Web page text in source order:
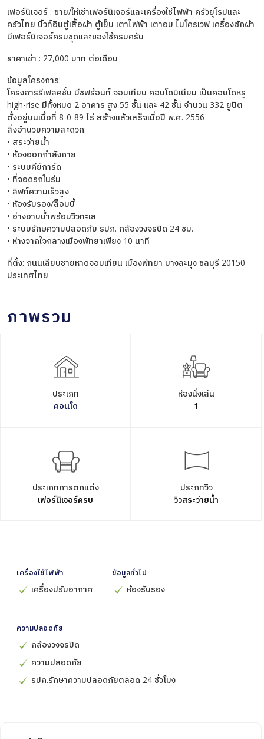
เฟอร์นิเจอร์ : ขาย/ให้เช่าเฟอร์นิเจอร์และเครื่องใช้ไฟฟ้า ครัวยุโรปและ
ครัวไทย บิ้วท์อินตู้เสื้อผ้า ตู้เย็น เตาไฟฟ้า เตาอบ ไมโครเวฟ เครื่องซักผ้า
มีเฟอร์นิเจอร์ครบชุดและของใช้ครบครัน
ราคาเช่า : 27,000 บาท ต่อเดือน
ข้อมูลโครงการ:
โครงการรีเฟลคชั่น บีชฟร้อนท์ จอมเทียน คอนโดมิเนียม เป็นคอนโดหรู
high-rise มีทั้งหมด 2 อาคาร สูง 55 ชั้น และ 42 ชั้น จำนวน 332 ยูนิต
ตั้งอยู่บนเนื้อที่ 8-0-89 ไร่ สร้างแล้วเสร็จเมื่อปี พ.ศ. 2556
สิ่งอำนวยความสะดวก:
• สระว่ายน้ำ
• ห้องออกกำลังกาย
• ระบบคีย์การ์ด
• ที่จอดรถในร่ม
• ลิฟท์ความเร็วสูง
• ห้องรับรอง/ล็อบบี้
• อ่างอาบน้ำพร้อมวิวทะเล
• ระบบรักษความปลอดภัย รปภ. กล้องวงจรปิด 24 ชม.
• ห่างจากใจกลางเมืองพัทยาเพียง 10 นาที
ที่ตั้ง: ถนนเลียบชายหาดจอมเทียน เมืองพัทยา บางละมุง ชลบุรี 20150
ประเทศไทย
ภาพรวม
ประเภท
คอนโด
ห้องนั่งเล่น
1
ประเภทการตกแต่ง
เฟอร์นิเจอร์ครบ
ประภทวิว
วิวสระว่ายน้ำ
เครื่องใช้ไฟฟ้า
เครื่องปรับอากาศ
ข้อมูลทั่วไป
ห้องรับรอง
ความปลอดภัย
กล้องวงจรปิด
ความปลอดภัย
รปภ.รักษาความปลอดภัยตลอด 24 ชั่วโมง